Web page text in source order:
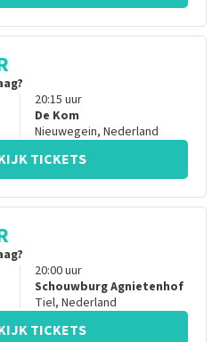
20:15 uur
De Kom
Nieuwegein, Nederland
TICKETS
20:00uur
Schouwburg Agnietenhof
Tiel, Nederland
TICKETS